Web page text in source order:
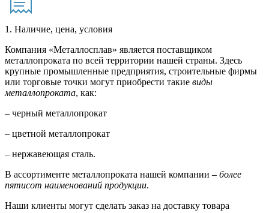
1. Наличие, цена, условия
Компания «Металлосплав» является поставщиком
металлопроката по всей территории нашей страны. Здесь
крупные промышленные предприятия, строительные фирмы
или торговые точки могут приобрести такие виды
металлопроката, как:
– черный металлопрокат
– цветной металлопрокат
– нержавеющая сталь.
В ассортименте металлопроката нашей компании – более
пятисот наименований продукции.
Наши клиенты могут сделать заказ на доставку товара